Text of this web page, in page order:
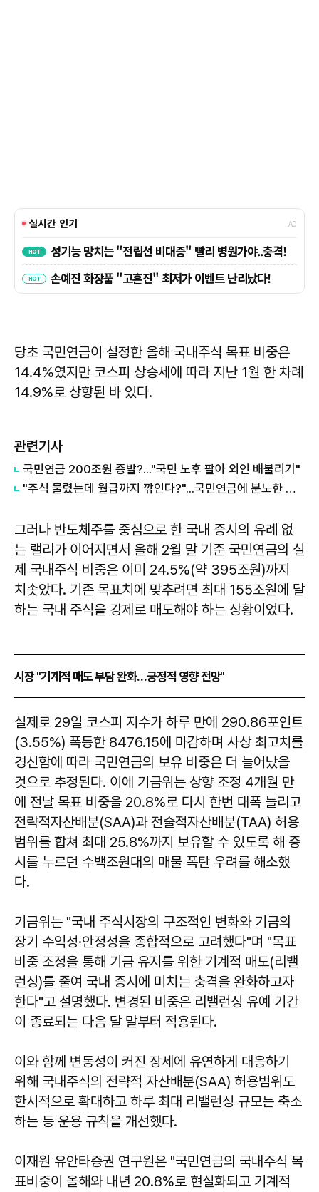
당초 국민연금이 설정한 올해 국내주식 목표 비중은
14.4%였지만 코스피 상승세에 따라 지난 1월 한 차례
14.9%로 상향된 바 있다.
관련기사
국민연금 200조원 증발?..."국민 노후 팔아 외인 배불리기"
"주식 물렸는데 월급까지 깎인다?"...국민연금에 분노한 이유
그러나 반도체주를 중심으로 한 국내 증시의 유례 없
는 랠리가 이어지면서 올해 2월 말 기준 국민연금의 실
제 국내주식 비중은 이미 24.5%(약 395조원)까지
치솟았다. 기존 목표치에 맞추려면 최대 155조원에 달
하는 국내 주식을 강제로 매도해야 하는 상황이었다.
시장 "기계적 매도 부담 완화…긍정적 영향 전망"
실제로 29일 코스피 지수가 하루 만에 290.86포인트
(3.55%) 폭등한 8476.15에 마감하며 사상 최고치를
경신함에 따라 국민연금의 보유 비중은 더 늘어났을
것으로 추정된다. 이에 기금위는 상향 조정 4개월 만
에 전날 목표 비중을 20.8%로 다시 한번 대폭 늘리고
전략적자산배분(SAA)과 전술적자산배분(TAA) 허용
범위를 합쳐 최대 25.8%까지 보유할 수 있도록 해 증
시를 누르던 수백조원대의 매물 폭탄 우려를 해소했
다.
기금위는 "국내 주식시장의 구조적인 변화와 기금의
장기 수익성·안정성을 종합적으로 고려했다"며 "목표
비중 조정을 통해 기금 유지를 위한 기계적 매도(리밸
런싱)를 줄여 국내 증시에 미치는 충격을 완화하고자
한다"고 설명했다. 변경된 비중은 리밸런싱 유예 기간
이 종료되는 다음 달 말부터 적용된다.
이와 함께 변동성이 커진 장세에 유연하게 대응하기
위해 국내주식의 전략적 자산배분(SAA) 허용범위도
한시적으로 확대하고 하루 최대 리밸런싱 규모는 축소
하는 등 운용 규칙을 개선했다.
이재원 유안타증권 연구원은 "국민연금의 국내주식 목
표비중이 올해와 내년 20.8%로 현실화되고 기계적